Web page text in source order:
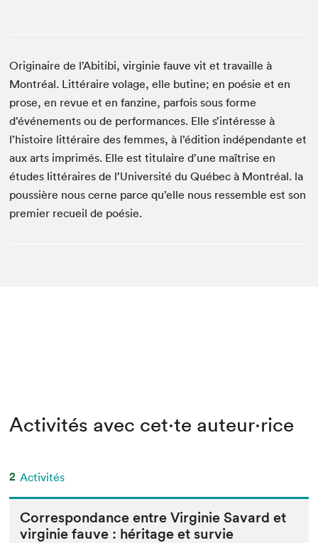
Originaire de l’Abitibi, virginie fauve vit et travaille à
Montréal. Littéraire volage, elle butine; en poésie et en
prose, en revue et en fanzine, parfois sous forme
d’événements ou de performances. Elle s’intéresse à
l’histoire littéraire des femmes, à l’édition indépendante et
aux arts imprimés. Elle est titulaire d’une maîtrise en
études littéraires de l’Université du Québec à Montréal. la
poussière nous cerne parce qu’elle nous ressemble est son
premier recueil de poésie.
Activités avec cet·te auteur·rice
2 Activités
Cor­re­spon­dance entre Vir­ginie Savard et
vir­ginie fauve : héritage et survie